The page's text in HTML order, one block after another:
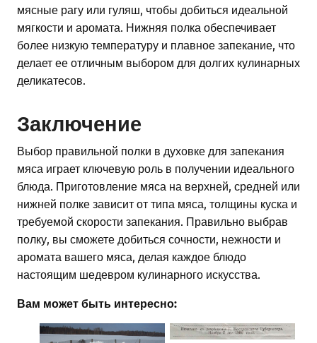
мясные рагу или гуляш, чтобы добиться идеальной
мягкости и аромата. Нижняя полка обеспечивает
более низкую температуру и плавное запекание, что
делает ее отличным выбором для долгих кулинарных
деликатесов.
Заключение
Выбор правильной полки в духовке для запекания
мяса играет ключевую роль в получении идеального
блюда. Приготовление мяса на верхней, средней или
нижней полке зависит от типа мяса, толщины куска и
требуемой скорости запекания. Правильно выбрав
полку, вы сможете добиться сочности, нежности и
аромата вашего мяса, делая каждое блюдо
настоящим шедевром кулинарного искусства.
Вам может быть интересно: